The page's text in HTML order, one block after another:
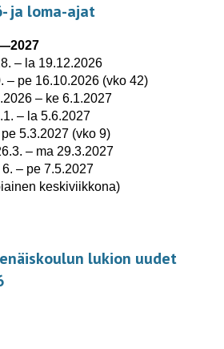
ja loma-ajat
– la 19.12.2026
– pe 16.10.2026 (vko 42)
– ke 6.1.2027
– la 5.6.2027
5.3.2027 (vko 9)
– ma 29.3.2027
– pe 7.5.2027
keskiviikkona)
lukion uudet